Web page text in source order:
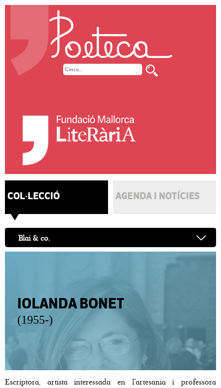
COL·LECCIÓ AGENDA I NOTÍCIES
Blai & co.
IOLANDA BONET
(1955-)
Escriptora, artista interessada en l'artesania i professora